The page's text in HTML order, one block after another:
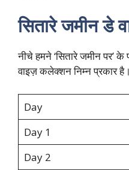
सितारे जमीन डे
नीचे हमने ‘सितारे जमीन
वाइज़ कलेक्शन निम्न प्रकार है।
Day
Day 1
Day 2